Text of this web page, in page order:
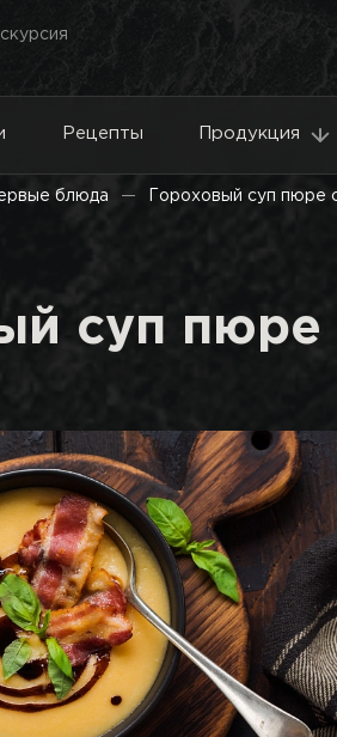
Рецепты Продукция
блюда Гороховый суп пюре
суп пюре